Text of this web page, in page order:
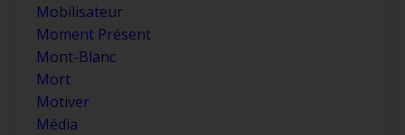
Mobilisateur
Moment Présent
Mont-Blanc
Mort
Motiver
Média